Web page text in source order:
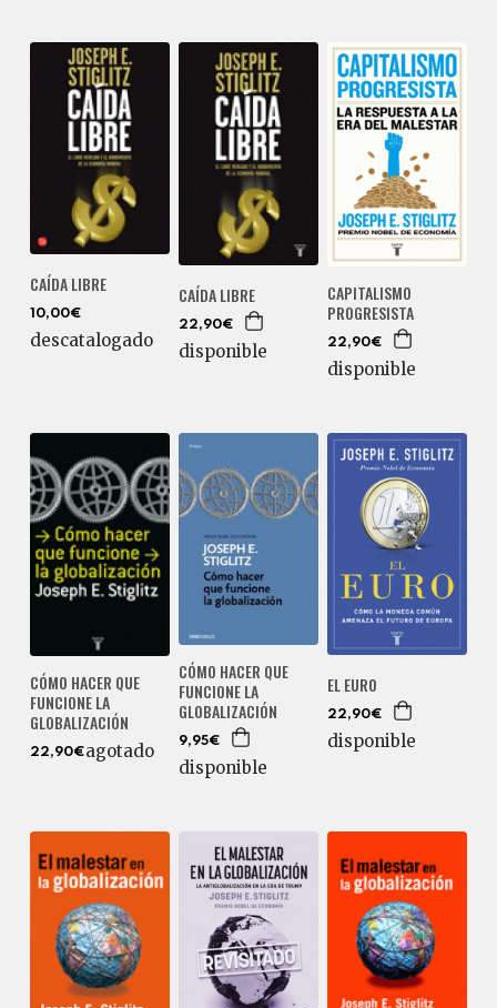
CAÍDA LIBRE
10,00€
descatalogado
CAÍDA LIBRE
22,90€
disponible
CAPITALISMO
PROGRESISTA
22,90€
disponible
CÓMO HACER QUE
FUNCIONE LA
GLOBALIZACIÓN
22,90€agotado
CÓMO HACER QUE
FUNCIONE LA
GLOBALIZACIÓN
9,95€
disponible
EL EURO
22,90€
disponible